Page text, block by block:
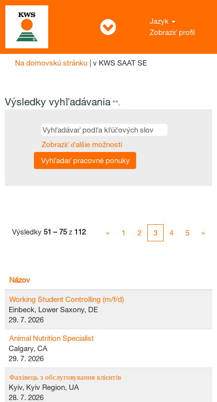
Jazyk
Zobraziť profil
Na domovskú stránku | v KWS SAAT SE(aktuálna
Výsledky vyhľadávania "".
Zobraziť ďalšie možnosti
Výsledky 51 – 75z 112 « 1 2 3 4 5 »
Názov
Working Student Controlling (m/f/d)
Einbeck, Lower Saxony, DE
29. 7. 2026
Animal Nutrition Specialist
Calgary, CA
29. 7. 2026
Фахівець з обслуговування клієнтів
Kyiv, Kyiv Region, UA
28. 7. 2026